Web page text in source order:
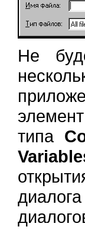
Не
элемент
типа